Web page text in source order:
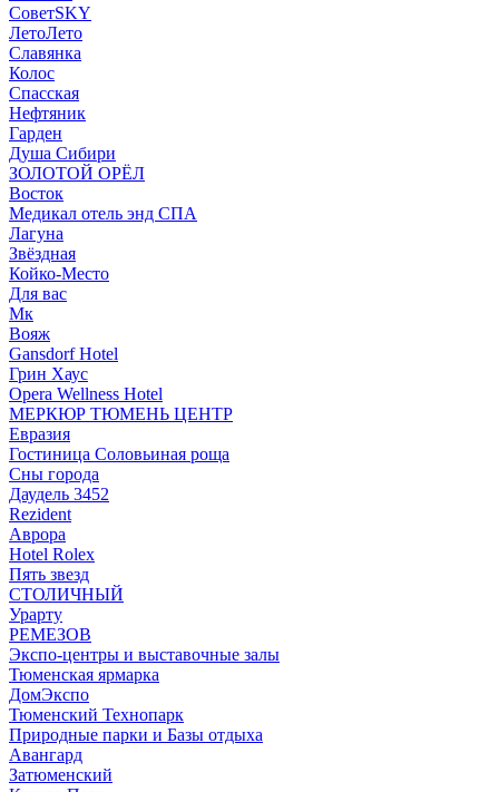
СоветSKY
ЛетоЛето
Славянка
Колос
Спасская
Нефтяник
Гарден
Душа Сибири
ЗОЛОТОЙ ОРЁЛ
Восток
Медикал отель энд СПА
Лагуна
Звёздная
Койко-Место
Для вас
Мк
Вояж
Gansdorf Hotel
Грин Хаус
Opera Wellness Hotel
МЕРКЮР ТЮМЕНЬ ЦЕНТР
Евразия
Гостиница Соловьиная роща
Сны города
Даудель 3452
Rezident
Аврора
Hotel Rolex
Пять звезд
СТОЛИЧНЫЙ
Урарту
РЕМЕЗОВ
Экспо-центры и выставочные залы
Тюменская ярмарка
ДомЭкспо
Тюменский Технопарк
Природные парки и Базы отдыха
Авангард
Затюменский